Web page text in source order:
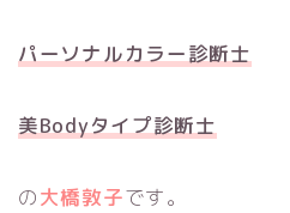
パーソナルカラー診断士
美Bodyタイプ診断士
の大橋敦子です。